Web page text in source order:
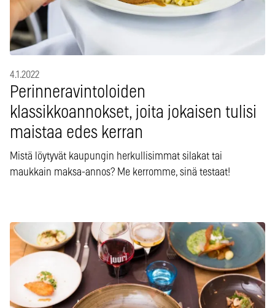
4.1.2022
Perinneravintoloiden
klassikkoannokset, joita jokaisen tulisi
maistaa edes kerran
Mistä löytyvät kaupungin herkullisimmat silakat tai
maukkain maksa-annos? Me kerromme, sinä testaat!